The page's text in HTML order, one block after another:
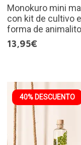
Monokuro mini
con kit de cultivo
forma de animalito
13,95€
40% DESCUENTO